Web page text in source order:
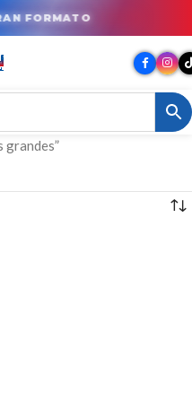
FORMATO
grandes”